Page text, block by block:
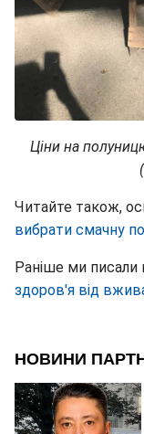
Ціни на
Читайте також,
вибрати смачну
Раніше ми писали
здоров'я від